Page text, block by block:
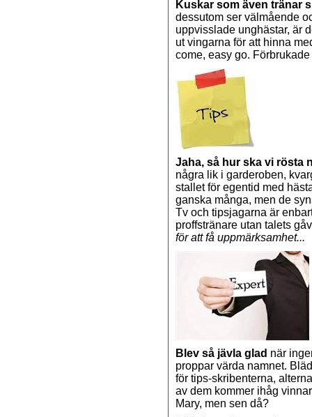
Kuskar som även tränar
dessutom ser välmående
uppvisslade unghästar, är
ut vingarna för att hinna
come, easy go.
Jaha, så hur ska vi rösta
några lik i garderoben,
stallet för egentid med
ganska många, men de
Tv och tipsjagarna är
proffstränare utan talets
för att få uppmärksamhet...
Blev så jävla glad när
proppar värda namnet.
för tips-skribenterna,
av dem kommer ihåg
Mary, men sen då?